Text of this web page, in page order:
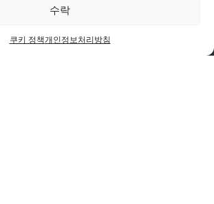
수락
쿠키 정책개인정보처리방침
이용 약관